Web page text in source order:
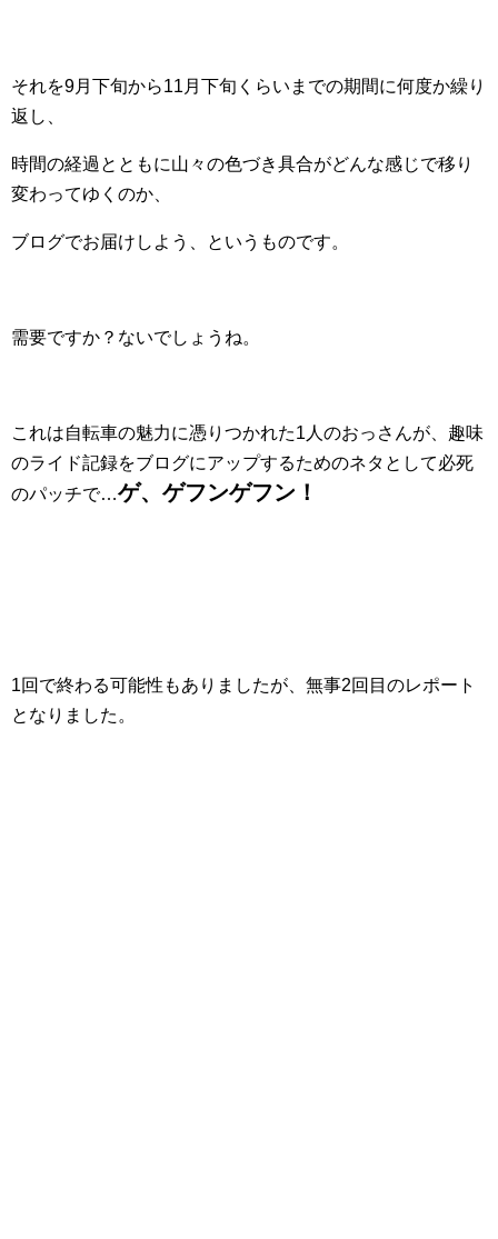
それを9月下旬から11月下旬くらいまでの期間に何度か繰り
返し、
時間の経過とともに山々の色づき具合がどんな感じで移り
変わってゆくのか、
ブログでお届けしよう、というものです。
需要ですか？ないでしょうね。
これは自転車の魅力に憑りつかれた1人のおっさんが、趣味
のライド記録をブログにアップするためのネタとして必死
のパッチで…ゲ、ゲフンゲフン！
1回で終わる可能性もありましたが、無事2回目のレポート
となりました。